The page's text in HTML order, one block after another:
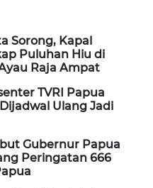
Sorong, Kapal
Puluhan Hiu di
Raja Ampat
TVRI Papua
Ulang Jadi
Gubernur Papua
Peringatan 666